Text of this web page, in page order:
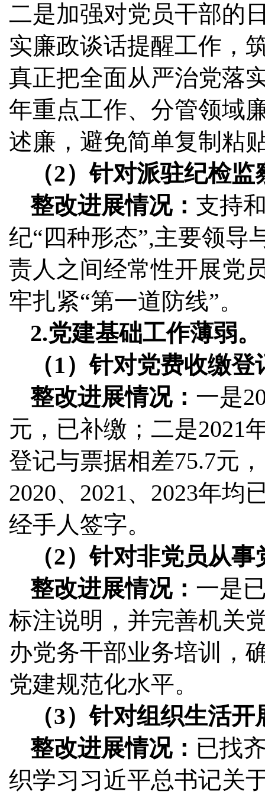
二是加强对党员干部的
实廉政谈话提醒工作，
真正把全面从严治党落
年重点工作、分管领域
述廉，避免简单复制粘
（2）针对派驻纪检
整改进展情况： 支持
纪“四种形态”,主要领导
责人之间经常性开展党
牢扎紧“第一道防线”。
2.党建基础工作薄弱。
（1）针对党费收缴
整改进展情况： 一是
元，已补缴；二是2021
登记与票据相差75.7元
2020、2021、2023年
经手人签字。
（2）针对非党员从
整改进展情况： 一是
标注说明，并完善机关
办党务干部业务培训，
党建规范化水平。
（3）针对组织生活
整改进展情况： 已找
织学习习近平总书记关